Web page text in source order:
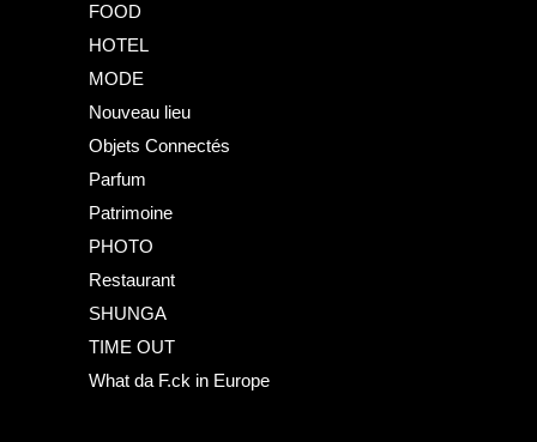
FOOD
HOTEL
MODE
Nouveau lieu
Objets Connectés
Parfum
Patrimoine
PHOTO
Restaurant
SHUNGA
TIME OUT
What da F.ck in Europe